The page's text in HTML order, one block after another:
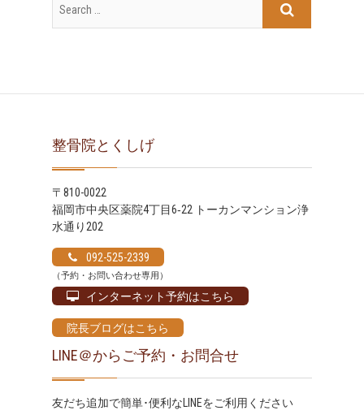
イ
整骨院とくしげ
〒810-0022
福岡市中央区薬院4丁目6‐22 トーカンマンション浄
水通り202
092-525-2339
（予約・お問い合わせ専用）
インターネット予約はこちら
院長ブログはこちら
LINE＠からご予約・お問合せ
友だち追加で簡単･便利なLINEをご利用ください